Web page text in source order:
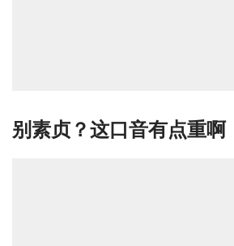
别素贞？这口音有点重啊